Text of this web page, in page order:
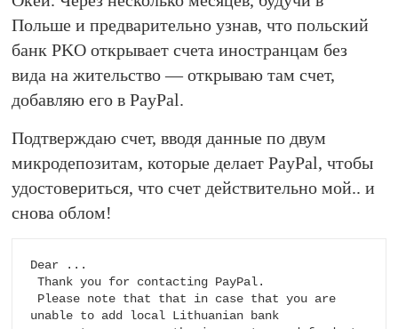
Польше и предварительно узнав, что польский
банк PKO открывает счета иностранцам без
вида на жительство — открываю там счет,
добавляю его в PayPal.
Подтверждаю счет, вводя данные по двум
микродепозитам, которые делает PayPal, чтобы
удостовериться, что счет действительно мой.. и
снова облом!
Dear ...
Thank you for contacting PayPal.
unable to add local Lithuanian bank